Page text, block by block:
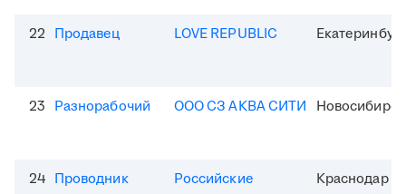
22 Продавец LOVE REPUBLIC
23 Разнорабочий ООО СЗ АКВА СИТИ Новосибирск
24 Проводник
Российские
Краснодар